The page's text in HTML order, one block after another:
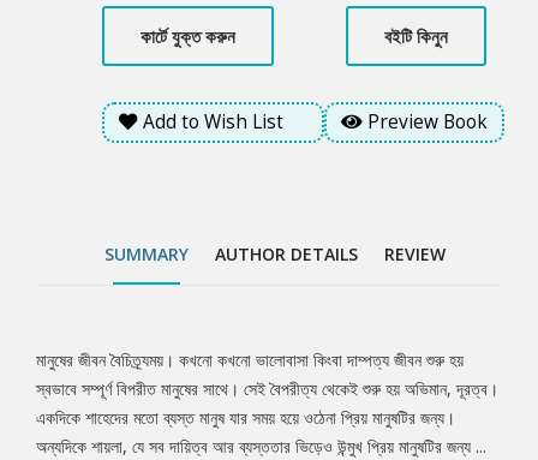
উন্মুখ প্রিয় মানুষটির জন্য ... এই গল্পটি তাদের...যদি একদিন হঠাৎ ভালোবাসা
নেমে আসে?কার্টে যুক্ত করুন বইটি কিনুন
Add to Wish List Preview Book
SUMMARY AUTHOR DETAILS REVIEW
Tab
Article
মানুষের জীবন বৈচিত্র্যময়। কখনো কখনো ভালোবাসা কিংবা দাম্পত্য জীবন শুরু হয়
স্বভাবে সম্পূর্ণ বিপরীত মানুষের সাথে। সেই বৈপরীত্য থেকেই শুরু হয় অভিমান, দূরত্ব।
একদিকে শাহেদের মতো ব্যস্ত মানুষ যার সময় হয়ে ওঠেনা প্রিয় মানুষটির জন্য।
অন্যদিকে শায়লা, যে সব দায়িত্ব আর ব্যস্ততার ভিড়েও উন্মুখ প্রিয় মানুষটির জন্য ...